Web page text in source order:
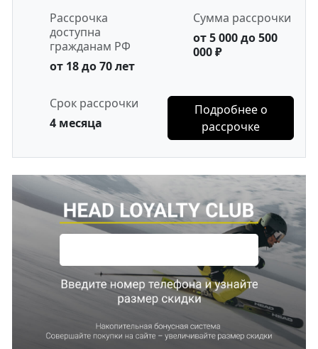
Рассрочка
доступна
гражданам РФ
от 18 до 70 лет
Сумма рассрочки
от 5 000 до 500
000 ₽
Срок рассрочки
4 месяца
Подробнее о
рассрочке